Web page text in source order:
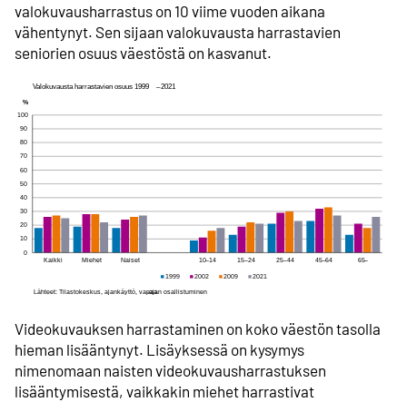
valokuvausharrastus on 10 viime vuoden aikana
vähentynyt. Sen sijaan valokuvausta harrastavien
seniorien osuus väestöstä on kasvanut.
Videokuvauksen harrastaminen on koko väestön tasolla
hieman lisääntynyt. Lisäyksessä on kysymys
nimenomaan naisten videokuvausharrastuksen
lisääntymisestä, vaikkakin miehet harrastivat